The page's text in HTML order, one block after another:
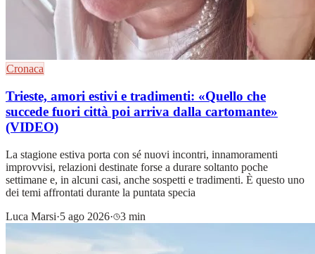
Cronaca
Trieste, amori estivi e tradimenti: «Quello che
succede fuori città poi arriva dalla cartomante»
(VIDEO)
La stagione estiva porta con sé nuovi incontri, innamoramenti
improvvisi, relazioni destinate forse a durare soltanto poche
settimane e, in alcuni casi, anche sospetti e tradimenti. È questo uno
dei temi affrontati durante la puntata specia
Luca Marsi·5 ago 2026· 3 min